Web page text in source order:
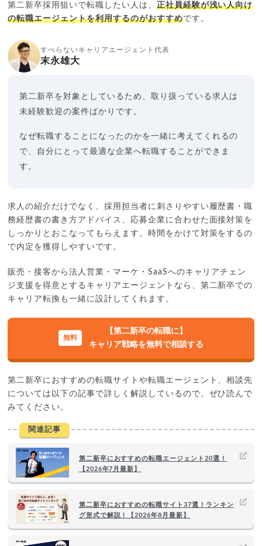
第二新卒採用狙いで転職したい人は、 正社員経験が浅い人向け
の転職エージェントを利用するのがおすすめです。
すべらないキャリアエージェント代表
末永雄大
第二新卒を対象としているため、取り扱っている求人は
未経験歓迎の案件ばかりです。
なぜ転職することになったのかを一緒に考えてくれるの
で、自分にとって最適な企業へ転職することができま
す。
求人の紹介だけでなく、採用担当者に刺さりやすい履歴書・職
務経歴書の書き方アドバイス、応募企業に合わせた面接対策を
しっかりとおこなってもらえます。時間をかけて対策をするの
で内定を獲得しやすいです。
販売・接客から法人営業・マーケ・SaaSへのキャリアチェン
ジ支援を得意とするキャリアエージェントなら、第二新卒での
キャリア転換も一緒に設計してくれます。
【第二新卒の転職に】
キャリア戦略を無料で相談する
第二新卒におすすめの転職サイトや転職エージェント、相談先
については以下の記事で詳しく解説しているので、ぜひ読んで
みてください。
関連記事
第二新卒におすすめの転職エージェント20選！
【2026年7月最新】
第二新卒におすすめの転職サイト37選！ランキン
グ形式で解説！【2026年8月最新】